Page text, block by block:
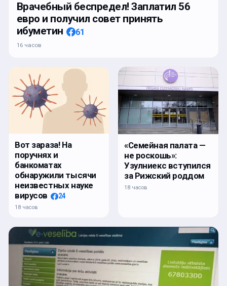
Врачебный беспредел! Заплатил 56
евро и получил совет принять
ибуметин
61
16 часов
Вот зараза! На
поручнях и
банкоматах
обнаружили тысячи
неизвестных науке
вирусов
24
18 часов
«Семейная палата —
не роскошь»:
Узулниекс вступился
за Рижский роддом
18 часов